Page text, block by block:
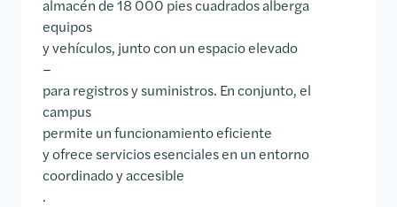
almacén de 18 000 pies cuadrados alberga
equipos
y vehículos, junto con un espacio elevado
–
para registros y suministros. En conjunto, el
campus
permite un funcionamiento eficiente
y ofrece servicios esenciales en un entorno
coordinado y accesible
.